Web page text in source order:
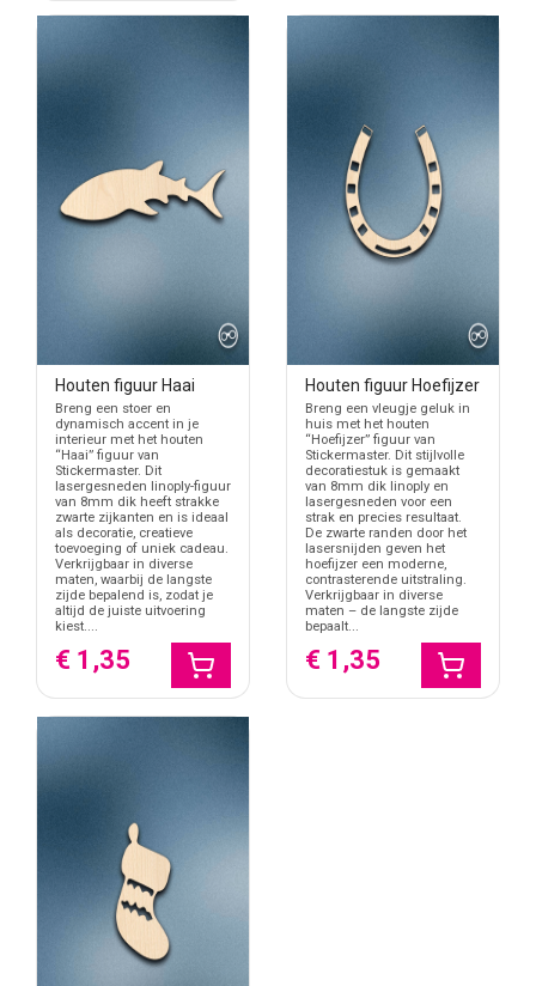
Houten figuur Haai
Breng een stoer en
dynamisch accent in je
interieur met het houten
“Haai” figuur van
Stickermaster. Dit
lasergesneden linoply-figuur
van 8mm dik heeft strakke
zwarte zijkanten en is ideaal
als decoratie, creatieve
toevoeging of uniek cadeau.
Verkrijgbaar in diverse
maten, waarbij de langste
zijde bepalend is, zodat je
altijd de juiste uitvoering
kiest....
€ 1,35
Houten figuur Hoefijzer
Breng een vleugje geluk in
huis met het houten
“Hoefijzer” figuur van
Stickermaster. Dit stijlvolle
decoratiestuk is gemaakt
van 8mm dik linoply en
lasergesneden voor een
strak en precies resultaat.
De zwarte randen door het
lasersnijden geven het
hoefijzer een moderne,
contrasterende uitstraling.
Verkrijgbaar in diverse
maten – de langste zijde
bepaalt...
€ 1,35